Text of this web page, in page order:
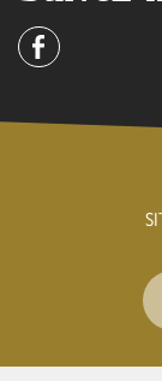
Facebook